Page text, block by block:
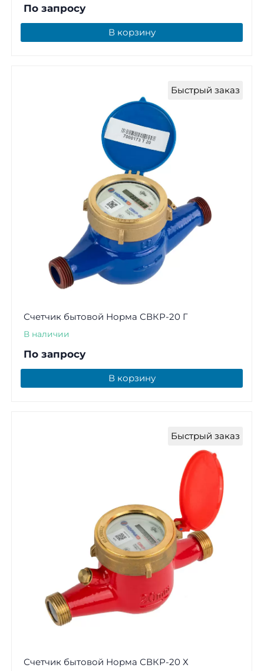
По запросу
В корзину
Быстрый заказ
Счетчик бытовой Норма СВКР-20 Г
В наличии
По запросу
В корзину
Быстрый заказ
Счетчик бытовой Норма СВКР-20 Х